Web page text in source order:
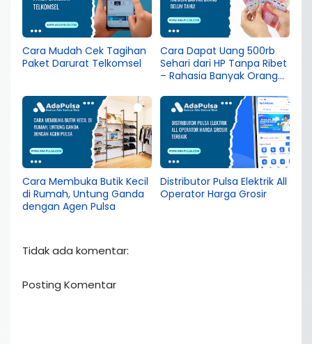
Cara Mudah Cek Tagihan
Paket Darurat Telkomsel
Cara Dapat Uang 500rb
Sehari dari HP Tanpa Ribet
– Rahasia Banyak Orang
Cara Membuka Butik Kecil
di Rumah, Untung Ganda
dengan Agen Pulsa
Distributor Pulsa Elektrik All
Operator Harga Grosir
Tidak ada komentar:
Posting Komentar